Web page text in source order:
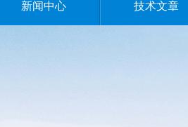
新闻中心 技术文章